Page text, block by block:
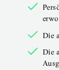
Die
Die